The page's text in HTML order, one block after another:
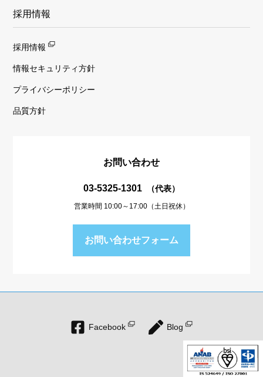
採用情報
採用情報
情報セキュリティ方針
プライバシーポリシー
品質方針
お問い合わせ
03-5325-1301 （代表）
営業時間 10:00～17:00（土日祝休）
お問い合わせフォーム
Facebook Blog